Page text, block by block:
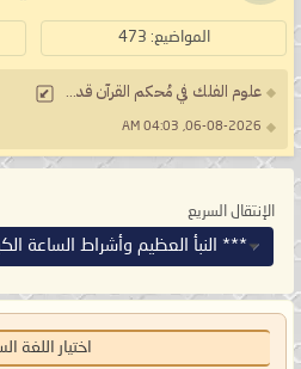
المواضيع: 473
علوم الفلك في مُحكم القرآن قد...
06-08-2026, 04:03 AM
الإنتقال السريع
*** النبأ العظيم وأشراط الساعة
اختيار اللغة